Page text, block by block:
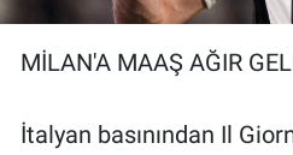
MİLAN'A MAAŞ AĞIR
İtalyan basınından Il